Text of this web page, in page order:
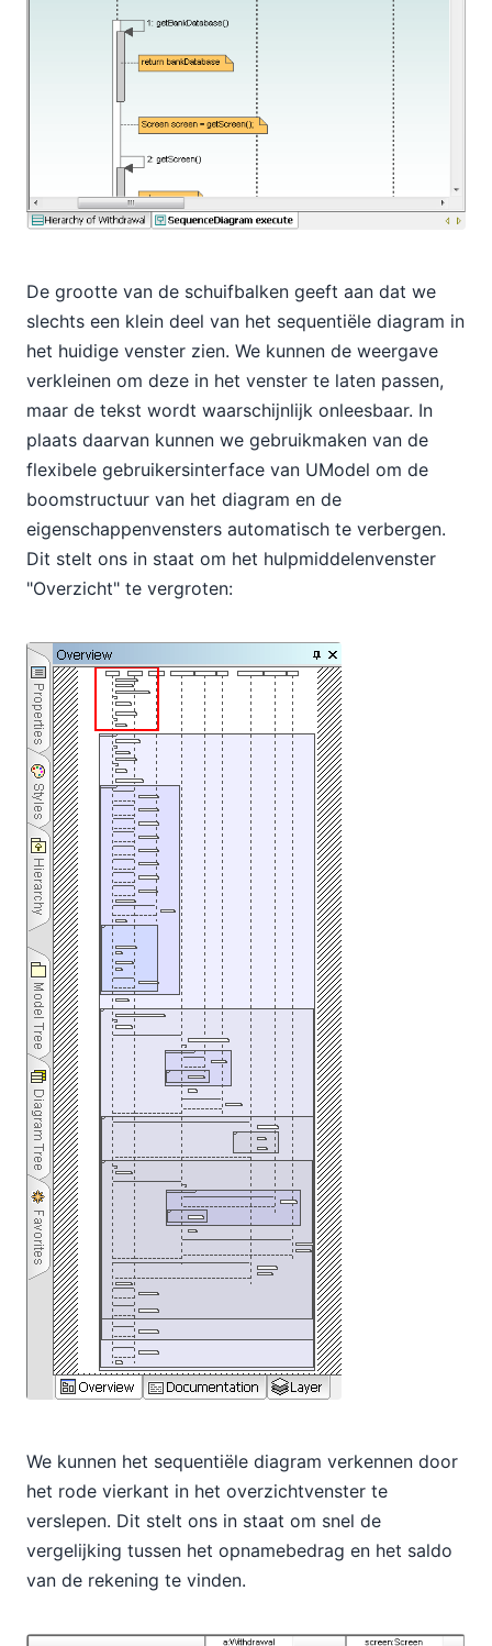
De grootte van de schuifbalken geeft aan dat we
slechts een klein deel van het sequentiële diagram in
het huidige venster zien. We kunnen de weergave
verkleinen om deze in het venster te laten passen,
maar de tekst wordt waarschijnlijk onleesbaar. In
plaats daarvan kunnen we gebruikmaken van de
flexibele gebruikersinterface van UModel om de
boomstructuur van het diagram en de
eigenschappenvensters automatisch te verbergen.
Dit stelt ons in staat om het hulpmiddelenvenster
"Overzicht" te vergroten:
We kunnen het sequentiële diagram verkennen door
het rode vierkant in het overzichtvenster te
verslepen. Dit stelt ons in staat om snel de
vergelijking tussen het opnamebedrag en het saldo
van de rekening te vinden.